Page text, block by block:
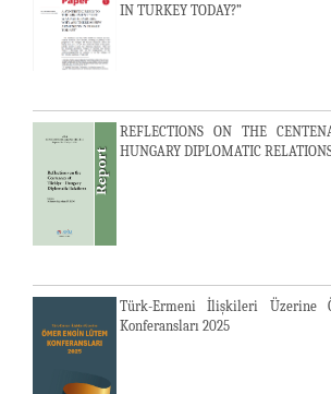
IN TURKEY TODAY?”
REFLECTIONS ON THE
HUNGARY DIPLOMATIC
Türk-Ermeni İlişkileri Üzerine
Konferansları 2025